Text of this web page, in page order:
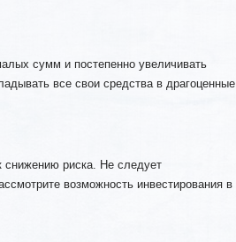
сумм и постепенно увеличивать
все свои средства в драгоценные
риска. Не следует
возможность инвестирования в